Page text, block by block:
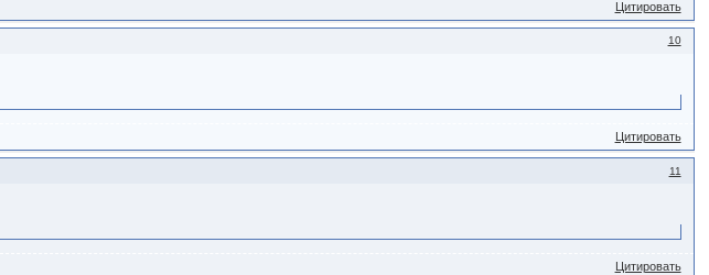
Цитировать
10
Цитировать
11
Цитировать